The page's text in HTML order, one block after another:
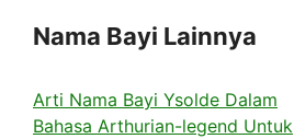
Nama Bayi Lainnya
Arti Nama Bayi Ysolde Dalam
Bahasa Arthurian-legend Untuk